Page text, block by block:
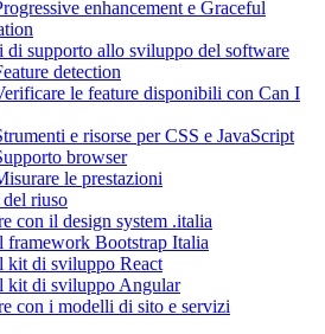
enhancement e Graceful
di supporto allo sviluppo del software
detection
le feature disponibili con Can I
e risorse per CSS e JavaScript
browser
le prestazioni
riuso
con il design system .italia
framework Bootstrap Italia
kit di sviluppo React
kit di sviluppo Angular
con i modelli di sito e servizi